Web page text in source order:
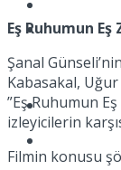
Tatil
Spor
Eş Ruhumun Eş
Şanal
Kabasakal, Uğur
”Eş Ruhumun
izleyicilerin
Filmin konusu